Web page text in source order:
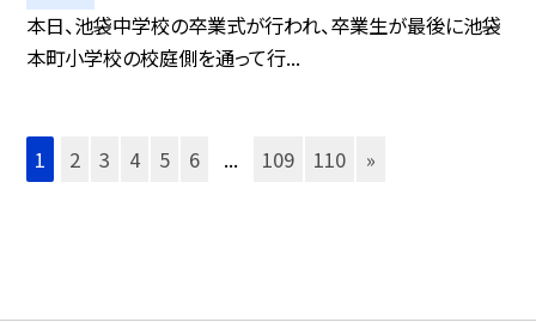
本日、池袋中学校の卒業式が行われ、卒業生が最後に池袋
本町小学校の校庭側を通って行...
1 2 3 4 5 6 ... 109 110 »